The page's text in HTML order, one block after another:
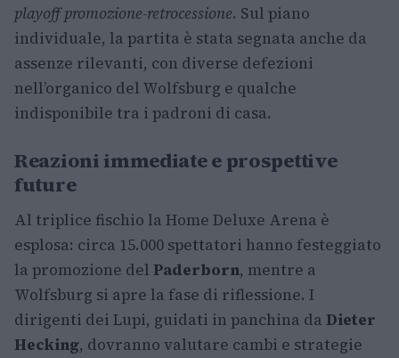
playoff promozione-retrocessione. Sul piano
individuale, la partita è stata segnata anche da
assenze rilevanti, con diverse defezioni
nell’organico del Wolfsburg e qualche
indisponibile tra i padroni di casa.
Reazioni immediate e prospettive
future
Al triplice fischio la Home Deluxe Arena è
esplosa: circa 15.000 spettatori hanno festeggiato
la promozione del Paderborn, mentre a
Wolfsburg si apre la fase di riflessione. I
dirigenti dei Lupi, guidati in panchina da Dieter
Hecking, dovranno valutare cambi e strategie